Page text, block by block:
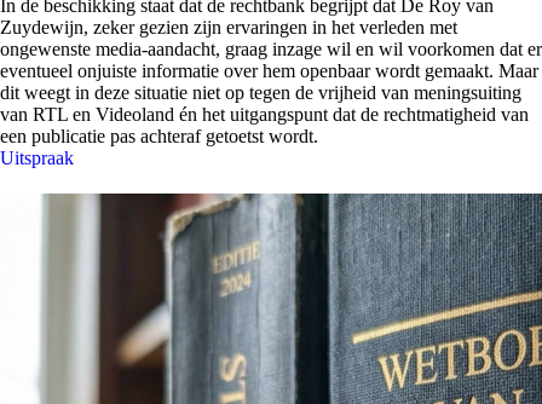
In de beschikking staat dat de rechtbank begrijpt dat De Roy van
Zuydewijn, zeker gezien zijn ervaringen in het verleden met
ongewenste media-aandacht, graag inzage wil en wil voorkomen dat er
eventueel onjuiste informatie over hem openbaar wordt gemaakt. Maar
dit weegt in deze situatie niet op tegen de vrijheid van meningsuiting
van RTL en Videoland én het uitgangspunt dat de rechtmatigheid van
een publicatie pas achteraf getoetst wordt.
Uitspraak